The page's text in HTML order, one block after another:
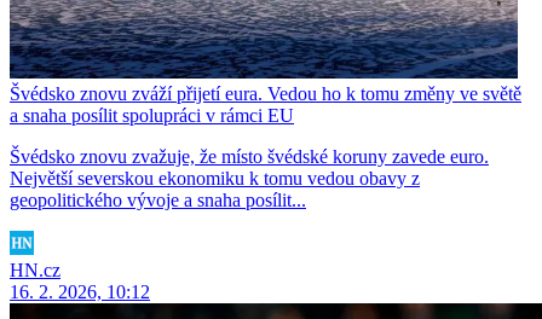
Švédsko znovu zváží přijetí eura. Vedou ho k tomu změny ve světě
a snaha posílit spolupráci v rámci EU
Švédsko znovu zvažuje, že místo švédské koruny zavede euro.
Největší severskou ekonomiku k tomu vedou obavy z
geopolitického vývoje a snaha posílit...
HN.cz
16. 2. 2026, 10:12